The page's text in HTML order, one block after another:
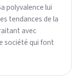
polyvalence lui
tendances de la
avec
société qui font